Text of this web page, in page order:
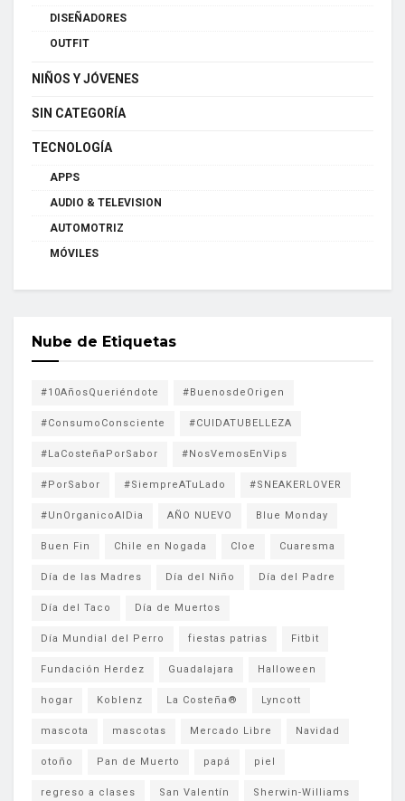
DISEÑADORES
OUTFIT
NIÑOS Y JÓVENES
SIN CATEGORÍA
TECNOLOGÍA
APPS
AUDIO & TELEVISION
AUTOMOTRIZ
MÓVILES
Nube de Etiquetas
#10AñosQueriéndote #BuenosdeOrigen
#ConsumoConsciente #CUIDATUBELLEZA
#LaCosteñaPorSabor #NosVemosEnVips
#PorSabor #SiempreATuLado #SNEAKERLOVER
#UnOrganicoAlDia AÑO NUEVO Blue Monday
Buen Fin Chile en Nogada Cloe Cuaresma
Día de las Madres Día del Niño Día del Padre
Día del Taco Día de Muertos
Día Mundial del Perro fiestas patrias Fitbit
Fundación Herdez Guadalajara Halloween
hogar Koblenz La Costeña® Lyncott
mascota mascotas Mercado Libre Navidad
otoño Pan de Muerto papá piel
regreso a clases San Valentín Sherwin-Williams